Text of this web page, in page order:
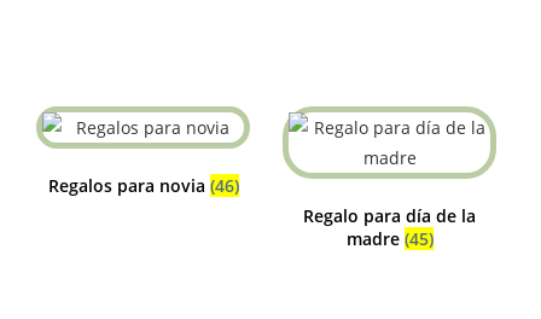
Regalos para novia (46)
Regalo para día de la
madre (45)